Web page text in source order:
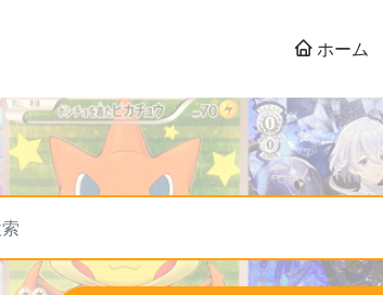
ホーム